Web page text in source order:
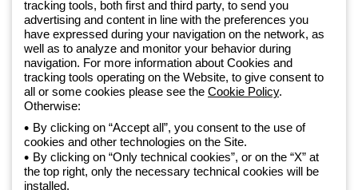
GEWISS LightZone ecosystem, where we develop integrated
lighting solutions that transform complexity into simplicity, supporting
professionals and end users in meeting their needs. Discover more
about GEWISS
Adatvédelmi szabályzat
Cookie szabályzat
Általános szerződési feltételek
tracking tools, both first and third party, to send you
advertising and content in line with the preferences you
have expressed during your navigation on the network, as
well as to analyze and monitor your behavior during
navigation. For more information about Cookies and
tracking tools operating on the Website, to give consent to
all or some cookies please see the Cookie Policy.
Otherwise:
By clicking on “Accept all”, you consent to the use of
cookies and other technologies on the Site.
By clicking on “Only technical cookies”, or on the “X” at
the top right, only the necessary technical cookies will be
installed.